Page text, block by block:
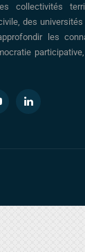
collectivités
des
les